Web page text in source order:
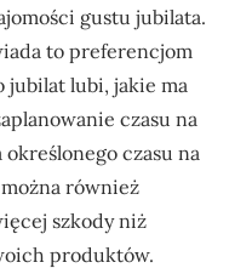
gustu jubilata.
to preferencjom
jubilat lubi, jakie ma
czasu na
czasu na
również
szkody niż
produktów.